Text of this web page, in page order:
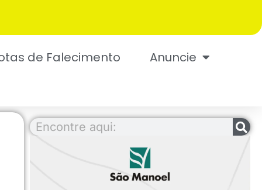
de Falecimento Anuncie